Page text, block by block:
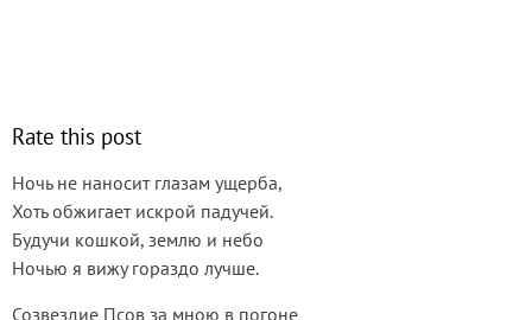
Rate this post
Ночь не наносит глазам ущерба,
Хоть обжигает искрой падучей.
Будучи кошкой, землю и небо
Ночью я вижу гораздо лучше.
Созвездие Псов за мною в погоне